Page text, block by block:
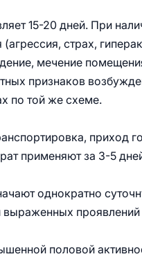
15-20 дней. При
страх,
мечение
признаков
по той же схеме.
приход
применяют за 3-5
однократно
выраженных
половой